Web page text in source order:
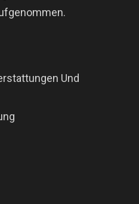
Und